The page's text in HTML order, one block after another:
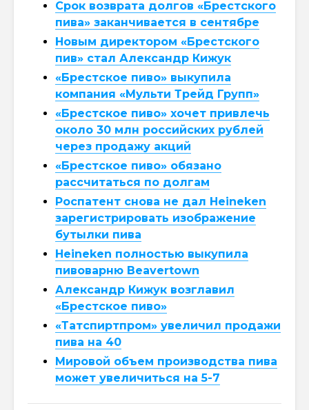
Срок возврата долгов «Брестского
пива» заканчивается в сентябре
Новым директором «Брестского
пив» стал Александр Кижук
«Брестское пиво» выкупила
компания «Мульти Трейд Групп»
«Брестское пиво» хочет привлечь
около 30 млн российских рублей
через продажу акций
«Брестское пиво» обязано
рассчитаться по долгам
Роспатент снова не дал Heineken
зарегистрировать изображение
бутылки пива
Heineken полностью выкупила
пивоварню Beavertown
Александр Кижук возглавил
«Брестское пиво»
«Татспиртпром» увеличил продажи
пива на 40
Мировой объем производства пива
может увеличиться на 5-7